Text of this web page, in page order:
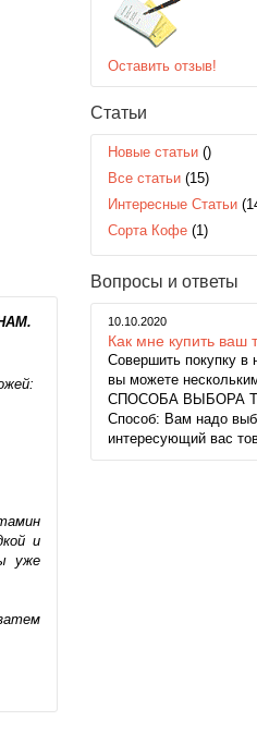
и
уже
Оставить отзыв!
Статьи
Новые статьи ()
Все статьи (15)
Интересные Статьи
Сорта Кофе (1)
Вопросы и ответы
10.10.2020
Как мне купить ваш
Совершить покупку в
вы можете
СПОСОБА ВЫБОРА
Способ: Вам надо
интересующий вас